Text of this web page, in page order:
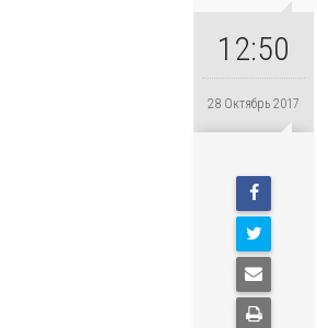
12:50
28 Октябрь 2017